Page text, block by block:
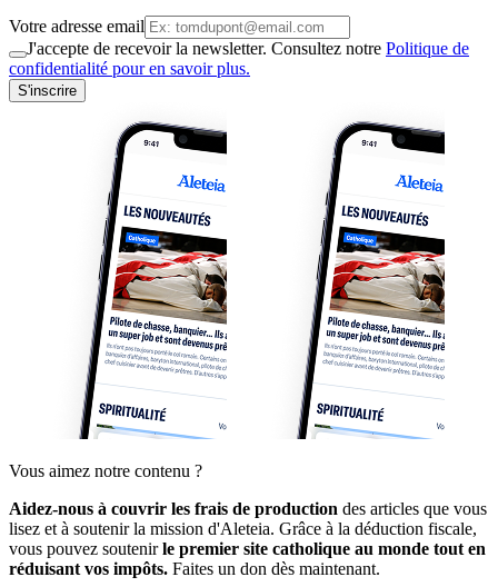
Votre adresse email
J'accepte de recevoir la newsletter. Consultez notre Politique de
confidentialité pour en savoir plus.
S'inscrire
Vous aimez notre contenu ?
Aidez-nous à couvrir les frais de production des articles que vous
lisez et à soutenir la mission d'Aleteia. Grâce à la déduction fiscale,
vous pouvez soutenirle premier site catholique au monde tout en
réduisant vos impôts. Faites un don dès maintenant.